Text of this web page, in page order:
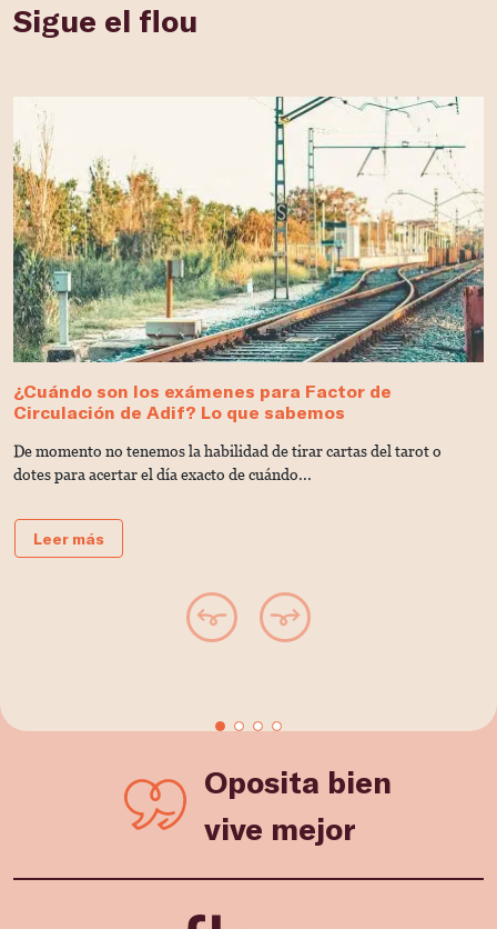
Sigue el flou
¿Cuándo son los exámenes para Factor de
Circulación de Adif? Lo que sabemos
De momento no tenemos la habilidad de tirar cartas del tarot o
dotes para acertar el día exacto de cuándo...
Leer más
Oposita bien
vive mejor